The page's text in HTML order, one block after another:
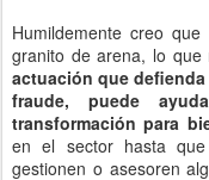
Humildemente creo
granito de arena, lo
actuación que
fraude, puede
transformación para
en el sector hasta
gestionen o asesoren